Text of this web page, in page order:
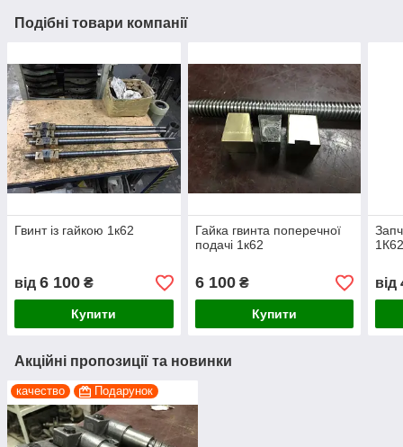
Подібні товари компанії
Гвинт із гайкою 1к62
від 6 100 ₴
Купити
Гайка гвинта поперечної
подачі 1к62
6 100₴
Купити
від
Акційні пропозиції та новинки
качество Подарунок